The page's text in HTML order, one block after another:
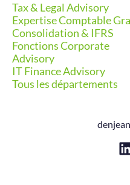
Tax & Legal Advisory
Expertise Comptable
Consolidation & IFRS
Fonctions Corporate
Advisory
IT Finance Advisory
Tous les départements